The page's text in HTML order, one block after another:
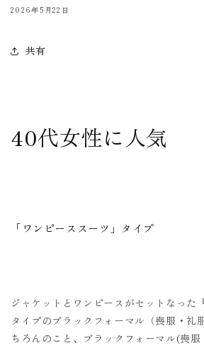
2026年5月22日
共有
40代女性に人気
「ワンピーススーツ」タイプ
ジャケットとワンピースがセットなった
タイプのブラックフォーマル（喪服・礼
ちろんのこと、ブラックフォーマル(喪